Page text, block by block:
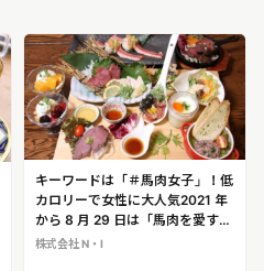
キーワードは「＃馬肉女子」！低
カロリーで女性に大人気2021 年
から 8 月 29 日は「馬肉を愛する
日」に認定（日本記念日協会）
株式会社 N・I